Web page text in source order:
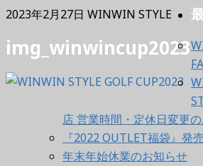
2023年2月27日 WINWIN STYLE
img_winwincup2023
店 営業時間・定休日変更
『2022 OUTLET福袋』発
年末年始休業のお知らせ